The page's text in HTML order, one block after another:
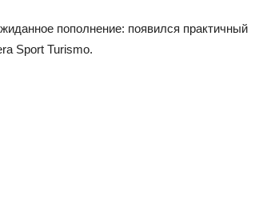
пополнение: появился практичный
Sport Turismo.